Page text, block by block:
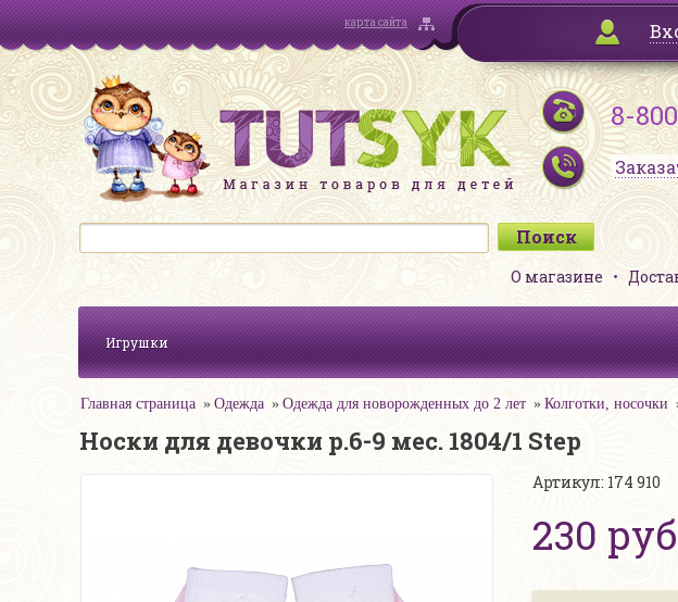
карта сайта
8-800
О магазине
Игрушки
Главная страница Одежда Одежда для новорожденных до 2 лет Колготки, носочки
Носки для девочки р.6-9 мес. 1804/1 Step
Артикул: 174 910
230